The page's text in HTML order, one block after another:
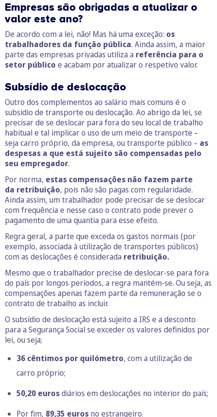
Empresas são obrigadas a atualizar o
valor este ano?
De acordo com a lei, não! Mas há uma exceção: os
trabalhadores da função pública. Ainda assim, a maior
parte das empresas privadas utiliza a referência para o
setor público e acabam por atualizar o respetivo valor.
Subsídio de deslocação
Outro dos complementos ao salário mais comuns é o
subsidio de transporte ou deslocação. Ao abrigo da lei, se
precisar de se deslocar para fora do seu local de trabalho
habitual e tal implicar o uso de um meio de transporte –
seja carro próprio, da empresa, ou transporte público – as
despesas a que está sujeito são compensadas pelo
seu empregador.
Por norma, estas compensações não fazem parte
da retribuição, pois não são pagas com regularidade.
Ainda assim, um trabalhador pode precisar de se deslocar
com frequência e nesse caso o contrato pode prever o
pagamento de uma quantia para esse efeito.
Regra geral, a parte que exceda os gastos normais (por
exemplo, associada à utilização de transportes públicos)
com as deslocações é considerada retribuição.
Mesmo que o trabalhador precise de deslocar-se para fora
do país por longos períodos, a regra mantém-se. Ou seja, as
compensações apenas fazem parte da remuneração se o
contrato de trabalho as incluir.
O subsídio de deslocação está sujeito a IRS e a desconto
para a Segurança Social se exceder os valores definidos por
lei, ou seja;
36 cêntimos por quilómetro, com a utilização de
carro próprio;
50,20 eurosdiários em deslocações no interior do país;
Por fim, 89,35 euros no estrangeiro.